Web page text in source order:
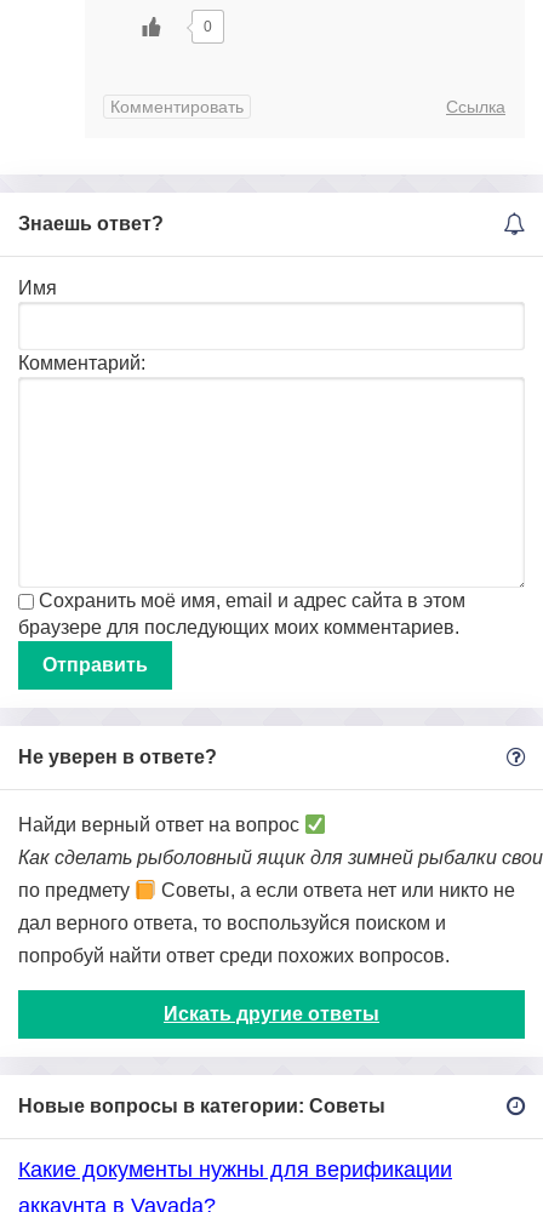
0
Комментировать Ссылка
Знаешь ответ?
Имя
Комментарий:
Сохранить моё имя, email и адрес сайта в этом
браузере для последующих моих комментариев.
Не уверен в ответе?
Найди верный ответ на вопрос
Как сделать рыболовный ящик для зимней рыбалки
по предмету
Советы, а если ответа нет или никто не
дал верного ответа, то воспользуйся поиском и
попробуй найти ответ среди похожих вопросов.
Искать другие ответы
Новые вопросы в категории: Советы
Какие документы нужны для верификации
аккаунта в Vavada?